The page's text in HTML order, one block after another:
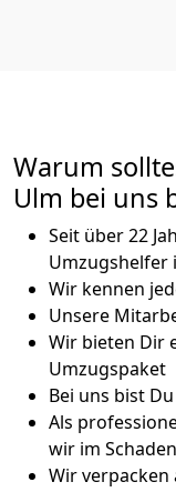
Warum
Ulm bei uns
Seit über 22
Umzugshelfer
Wir kennen
Unsere
Wir bieten Dir
Umzugspaket
Bei uns bist
Als
wir im
Wir